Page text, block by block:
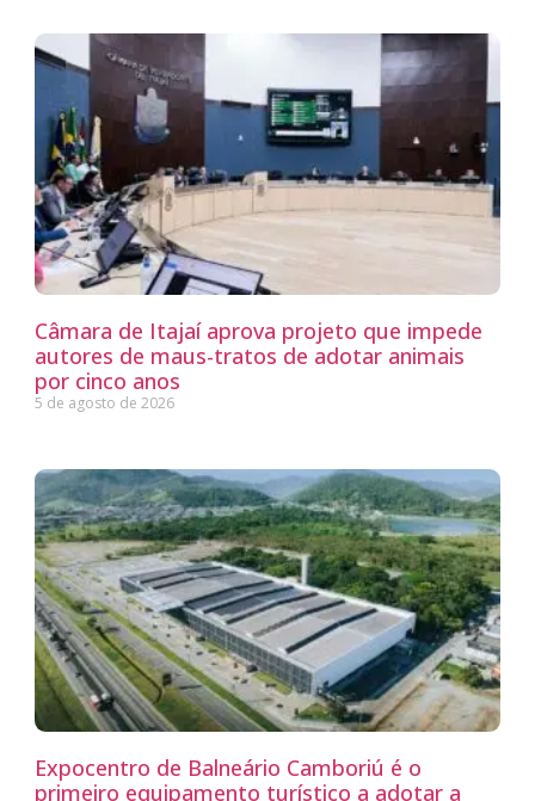
Câmara de Itajaí aprova projeto que impede
autores de maus-tratos de adotar animais
por cinco anos
5 de agosto de 2026
Expocentro de Balneário Camboriú é o
primeiro equipamento turístico a adotar a